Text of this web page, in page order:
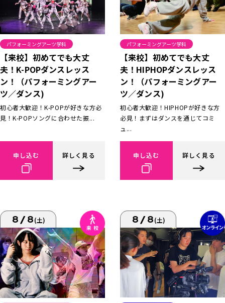
パフォーミングアーツ学科
【来校】初めてでも大丈
夫！K-POPダンスレッス
ン！（パフォーミングアー
ツ／ダンス)
初心者大歓迎！K-POPが好きな方必
見！K-POPソングに合わせた振...
申し込む 詳しく見る
パフォーミングアーツ学科
【来校】初めてでも大丈
夫！HIPHOPダンスレッス
ン！（パフォーミングアー
ツ／ダンス)
初心者大歓迎！HIPHOPが好きな方
必見！まずはダンスを通じてコミ
ュ...
申し込む 詳しく見る
8/8(土) 8/8(土)